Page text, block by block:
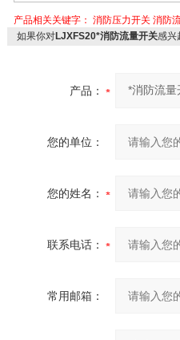
产品相关关键字： 消防压力开关 消防
如果你对LJXFS20*消防流量开关感兴
产品：
您的单位：
您的姓名：
联系电话：
常用邮箱：